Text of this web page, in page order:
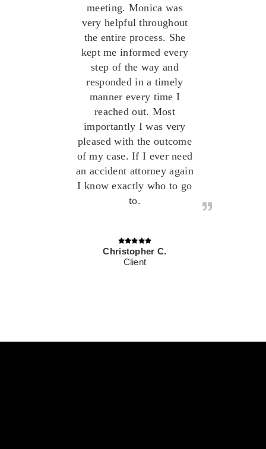
meeting. Monica was
very helpful throughout
the entire process. She
kept me informed every
step of the way and
responded in a timely
manner every time I
reached out. Most
importantly I was very
pleased with the outcome
of my case. If I ever need
an accident attorney again
I know exactly who to go
to.
Christopher C.
Client